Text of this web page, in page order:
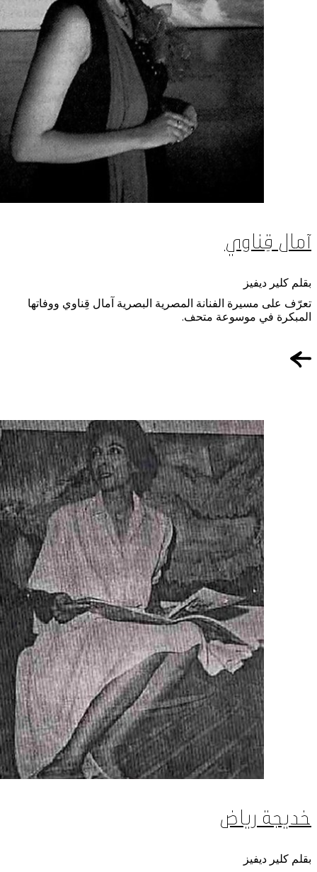
آمال قِناوي
تعرّف على مسيرة الفنانة المصرية البصرية آمال قِناوي ووفاتها
المبكرة في موسوعة متحف.
بقلم كلير ديفيز
خديجة رياض
بقلم كلير ديفيز